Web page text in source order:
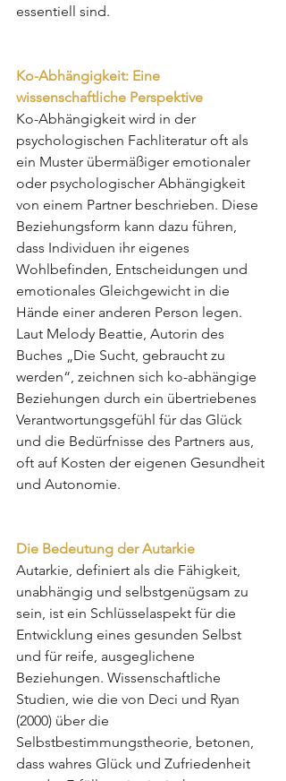
essentiell sind.
Ko-Abhängigkeit: Eine
wissenschaftliche Perspektive
Ko-Abhängigkeit wird in der
psychologischen Fachliteratur oft als
ein Muster übermäßiger emotionaler
oder psychologischer Abhängigkeit
von einem Partner beschrieben. Diese
Beziehungsform kann dazu führen,
dass Individuen ihr eigenes
Wohlbefinden, Entscheidungen und
emotionales Gleichgewicht in die
Hände einer anderen Person legen.
Laut Melody Beattie, Autorin des
Buches „Die Sucht, gebraucht zu
werden“, zeichnen sich ko-abhängige
Beziehungen durch ein übertriebenes
Verantwortungsgefühl für das Glück
und die Bedürfnisse des Partners aus,
oft auf Kosten der eigenen Gesundheit
und Autonomie.
Die Bedeutung der Autarkie
Autarkie, definiert als die Fähigkeit,
unabhängig und selbstgenügsam zu
sein, ist ein Schlüsselaspekt für die
Entwicklung eines gesunden Selbst
und für reife, ausgeglichene
Beziehungen. Wissenschaftliche
Studien, wie die von Deci und Ryan
(2000) über die
Selbstbestimmungstheorie, betonen,
dass wahres Glück und Zufriedenheit